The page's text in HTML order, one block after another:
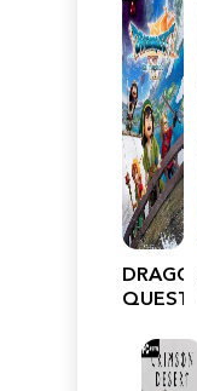
QUEST